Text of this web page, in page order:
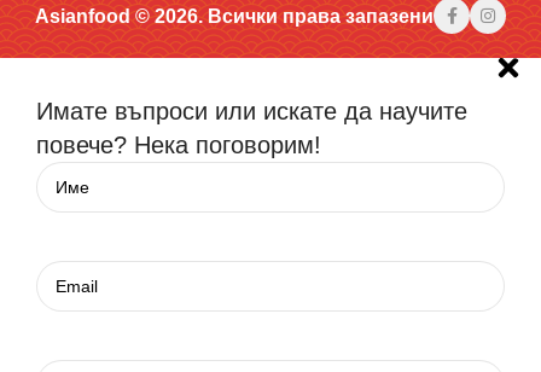
Asianfood © 2026. Всички права запазени
Имате въпроси или искате да научите
повече? Нека поговорим!